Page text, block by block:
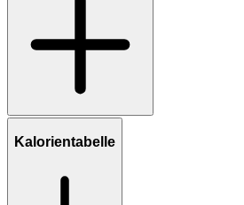
Kalorientabelle